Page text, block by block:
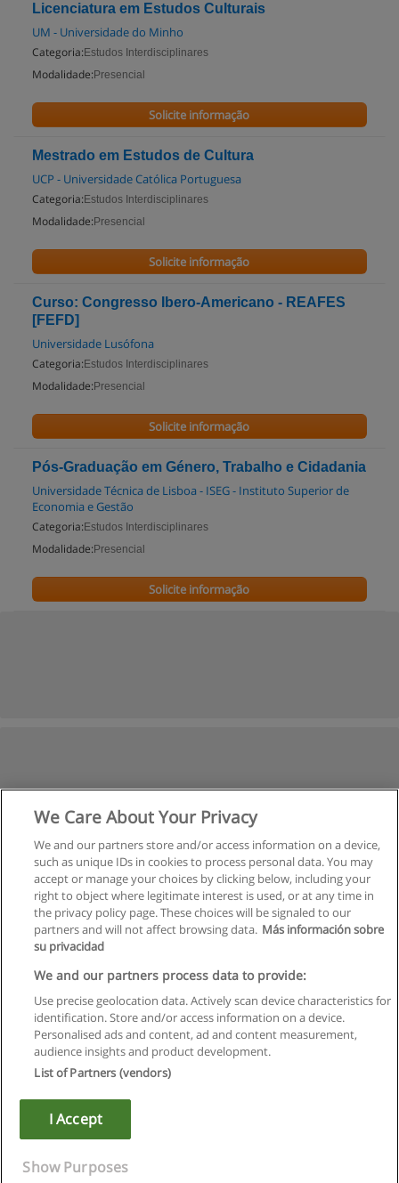
Licenciatura em Estudos Culturais
UM - Universidade do Minho
Categoria: Estudos Interdisciplinares
Modalidade: Presencial
Solicite informação
Mestrado em Estudos de Cultura
UCP - Universidade Católica Portuguesa
Categoria: Estudos Interdisciplinares
Modalidade: Presencial
Solicite informação
Curso: Congresso Ibero-Americano - REAFES
[FEFD]
Universidade Lusófona
Categoria: Estudos Interdisciplinares
Modalidade: Presencial
Solicite informação
Pós-Graduação em Género, Trabalho e Cidadania
Universidade Técnica de Lisboa - ISEG - Instituto Superior de
Economia e Gestão
Categoria: Estudos Interdisciplinares
Modalidade: Presencial
Solicite informação
Regras de uso
Privacidade de dados
Copyright © Educaedu Business S.L. - CIF : B-95610580: -
We Care About Your Privacy
We and our partners store and/or access information on a device,
such as unique IDs in cookies to process personal data. You may
accept or manage your choices by clicking below, including your
right to object where legitimate interest is used, or at any time in
the privacy policy page. These choices will be signaled to our
partners and will not affect browsing data. Más información sobre
su privacidad
We and our partners process data to provide:
Use precise geolocation data. Actively scan device characteristics for
identification. Store and/or access information on a device.
Personalised ads and content, ad and content measurement,
audience insights and product development.
List of Partners (vendors)
I Accept
Show Purposes